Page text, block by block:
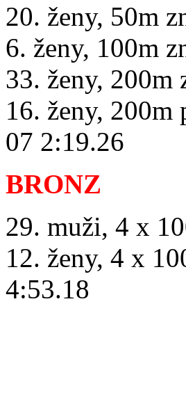
20. ženy, 50m
6. ženy, 100m
33. ženy, 200m
16. ženy, 200m
07 2:19.26
BRONZ
29. muži, 4 x
12. ženy, 4 x
4:53.18